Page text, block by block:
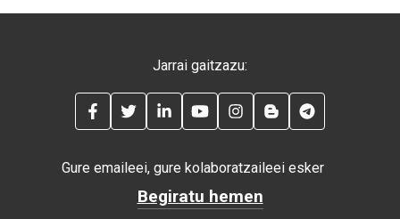
Jarrai gaitzazu:
FACEBOOKTWITTERLINKEDINYOUTUBEINSTAGRAM
BLOG
Gure emaileei, gure kolaboratzaileei esker
Begiratu hemen